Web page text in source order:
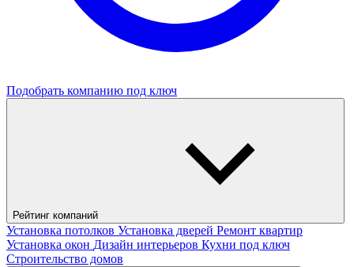
Подобрать компанию под ключ
Рейтинг компаний
Установка потолков Установка дверей Ремонт квартир
Установка окон Дизайн интерьеров Кухни под ключ
Строительство домов